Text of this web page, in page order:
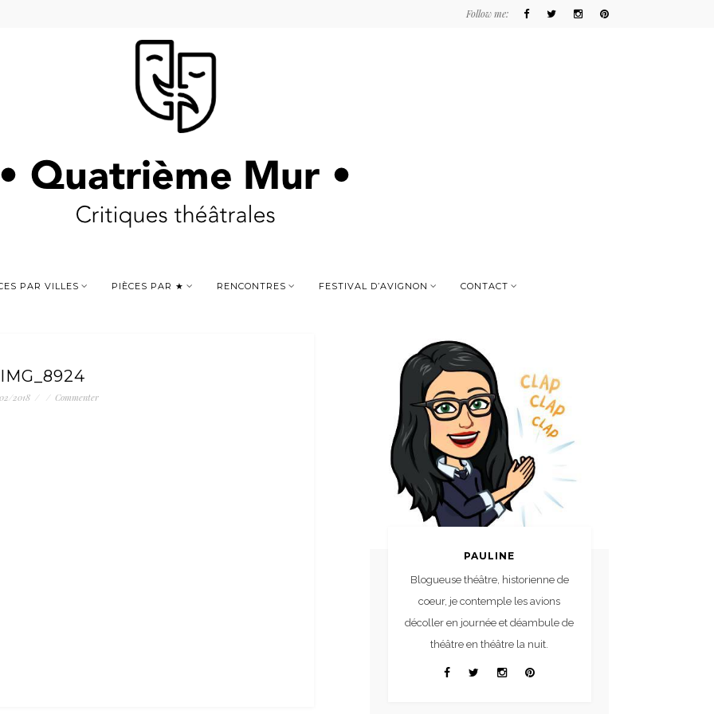
Follow me:
PAR VILLES PIÈCES PAR ★ RENCONTRES FESTIVAL D’AVIGNON CONTACT
IMG_8924
2018 / / Commenter
PAULINE
Blogueuse théâtre, historienne de
coeur, je contemple les avions
décoller en journée et déambule de
théâtre en théâtre la nuit.